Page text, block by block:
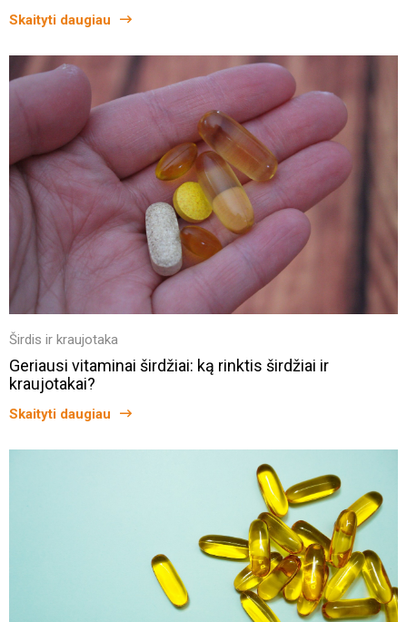
Skaityti daugiau
Širdis ir kraujotaka
Geriausi vitaminai širdžiai: ką rinktis širdžiai ir
kraujotakai?
Skaityti daugiau